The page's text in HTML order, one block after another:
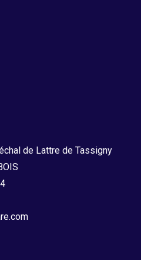
de Lattre de Tassigny